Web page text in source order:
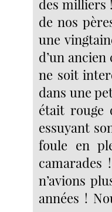
des milliers
de nos
une
d’un
ne soit
dans une
était rouge
essuyant
foule en
camarades
n’avions
années !